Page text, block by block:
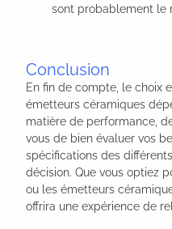
sont probablement le
Conclusion
En fin de compte, le choix
émetteurs céramiques
matière de performance,
vous de bien évaluer vos
spécifications des
décision. Que vous optiez
ou les émetteurs
offrira une expérience de